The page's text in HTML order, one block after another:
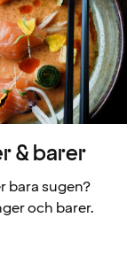
& barer
bara sugen?
och barer.